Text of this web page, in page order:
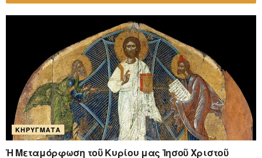
ΚΗΡΎΓΜΑΤΑ
Ἡ Μεταμόρφωση τοῦ Κυρίου μας Ἰησοῦ Χριστοῦ